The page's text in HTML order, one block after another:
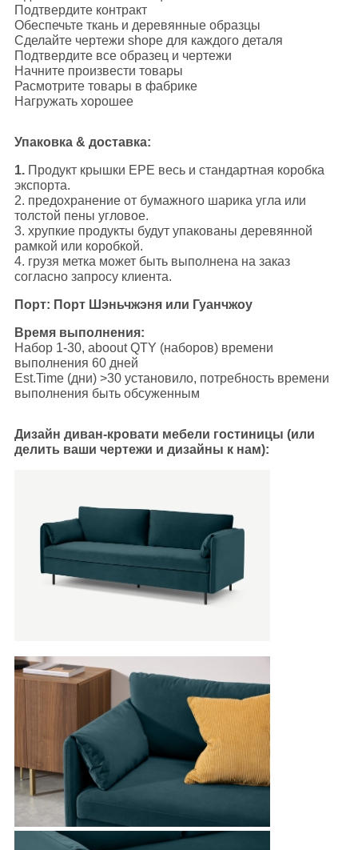
Подтвердите контракт
Обеспечьте ткань и деревянные образцы
Сделайте чертежи shope для каждого деталя
Подтвердите все образец и чертежи
Начните произвести товары
Расмотрите товары в фабрике
Нагружать хорошее
Упаковка & доставка:
1. Продукт крышки EPE весь и стандартная коробка
экспорта.
2. предохранение от бумажного шарика угла или
толстой пены угловое.
3. хрупкие продукты будут упакованы деревянной
рамкой или коробкой.
4. грузя метка может быть выполнена на заказ
согласно запросу клиента.
Порт: Порт Шэньчжэня или Гуанчжоу
Время выполнения:
Набор 1-30, aboout QTY (наборов) времени
выполнения 60 дней
Est.Time (дни) >30 установило, потребность времени
выполнения быть обсуженным
Дизайн диван-кровати мебели гостиницы (или
делить ваши чертежи и дизайны к нам):